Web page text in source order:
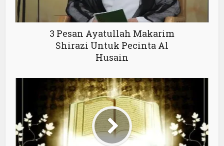
3 Pesan Ayatullah Makarim
Shirazi Untuk Pecinta Al
Husain